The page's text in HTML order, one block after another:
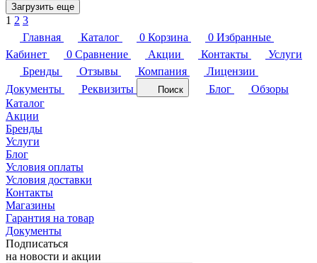
Загрузить еще
1 2 3
Главная
Каталог 0 Корзина 0 Избранные
Кабинет
0 Сравнение Акции Контакты
Услуги
Бренды
Отзывы Компания
Лицензии
Документы
Реквизиты Поиск Блог
Обзоры
Каталог
Акции
Бренды
Услуги
Блог
Условия оплаты
Условия доставки
Контакты
Магазины
Гарантия на товар
Документы
Подписаться
на новости и акции